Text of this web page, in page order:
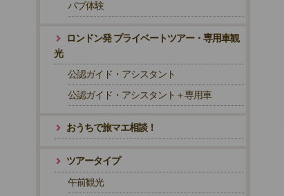
パブ体験
ロンドン発 プライベートツアー・専用車観
光
公認ガイド・アシスタント
公認ガイド・アシスタント＋専用車
おうちで旅マエ相談！
ツアータイプ
午前観光